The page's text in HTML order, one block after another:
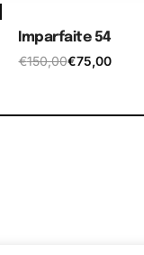
Imparfaite 54
€150,00€75,00